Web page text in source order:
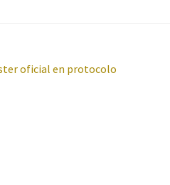
oficial en protocolo